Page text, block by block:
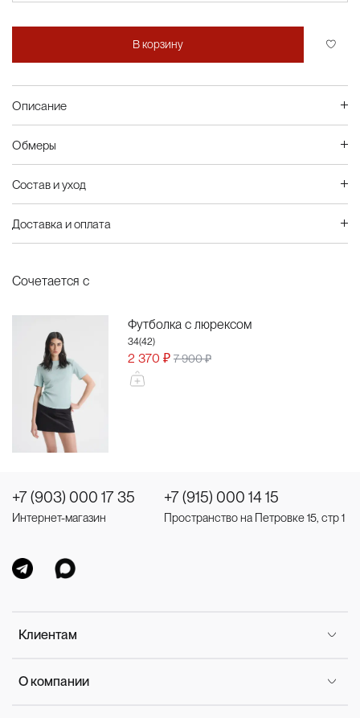
В корзину
Описание
Обмеры
Состав и уход
Доставка и оплата
Сочетается с
Футболка с люрексом
34(42)
2 370 ₽ 7 900 ₽
Клиентам
О компании
+7 (903) 000 17 35
Интернет-магазин
+7 (915) 000 14 15
Пространство на Петровке 15, стр 1